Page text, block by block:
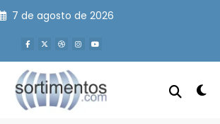
7 de agosto de 2026